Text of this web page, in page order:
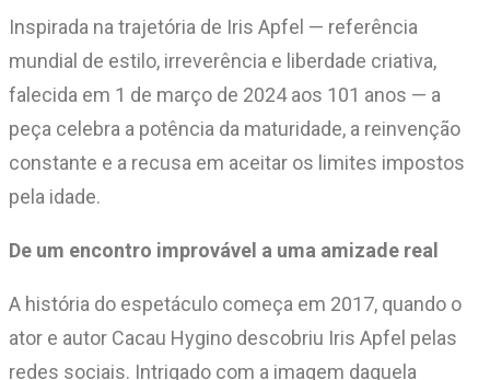
Inspirada na trajetória de Iris Apfel — referência
mundial de estilo, irreverência e liberdade criativa,
falecida em 1 de março de 2024 aos 101 anos — a
peça celebra a potência da maturidade, a reinvenção
constante e a recusa em aceitar os limites impostos
pela idade.
De um encontro improvável a uma amizade real
A história do espetáculo começa em 2017, quando o
ator e autor Cacau Hygino descobriu Iris Apfel pelas
redes sociais. Intrigado com a imagem daquela